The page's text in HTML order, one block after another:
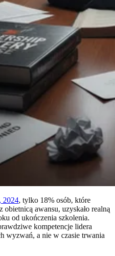
2024, tylko 18% osób, które
awansu, uzyskało realną
od ukończenia szkolenia.
kompetencje lidera
wyzwań, a nie w czasie trwania